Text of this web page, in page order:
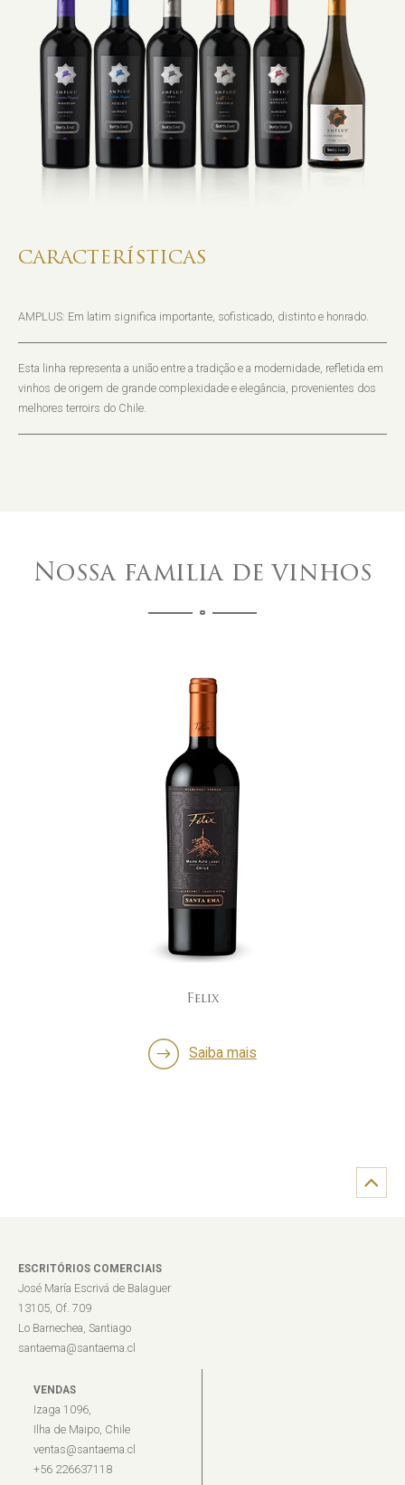
CARACTERÍSTICAS
AMPLUS: Em latim significa importante, sofisticado, distinto e honrado.
Esta linha representa a união entre a tradição e a modernidade, refletida em
vinhos de origem de grande complexidade e elegância, provenientes dos
melhores terroirs do Chile.
Nossa familia de vinhos
Felix
Saiba mais
ESCRITÓRIOS COMERCIAIS
José María Escrivá de Balaguer
13105, Of. 709
Lo Barnechea, Santiago
santaema@santaema.cl
VENDAS
Izaga 1096,
Ilha de Maipo, Chile
ventas@santaema.cl
+56 226637118